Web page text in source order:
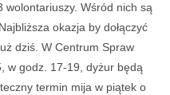
wolontariuszy. Wśród nich są
okazja by dołączyć
dziś. W Centrum Spraw
w godz. 17-19, dyżur będą
termin mija w piątek o